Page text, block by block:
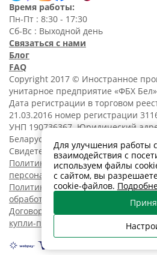
Время работы:
Пн-Пт : 8:30 - 17:30
Сб-Вс : Выходной день
Связаться с нами
Блог
FAQ
Copyright 2017 © Иностранное
унитарное предприятие «ФБХ
Дата регистрации в торговом
21.03.2016 номер регистрации
УНП 190736367. Юридический
Беларусь, г. Минск, ул. Танковая,
Свидетельство о регистрации
Политика обработки
персональных данных
Политика в отношении
обработки cookies
Договор розничной
купли-продажи
Для улучшения работы
взаимодействия с
используем файлы
с сайтом, вы
cookie-файлов.